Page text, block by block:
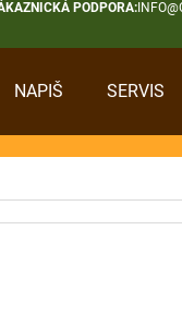
PODPORA:
NAPIŠ SERVIS